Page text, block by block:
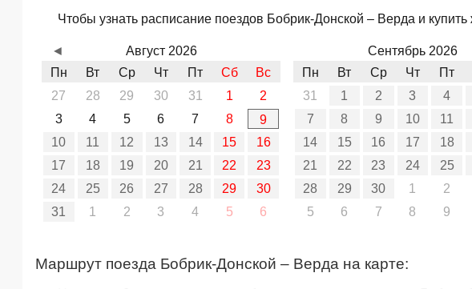
Чтобы узнать расписание поездов Бобрик-Донской – Верда и
Август 2026
Пн
Вт Ср Чт Пт Сб
Вс
27
28 29 30 31 1
2
3
4 5 6 7 8
9
10
11 12 13 14 15
16
17
18 19 20 21 22
23
24
25 26 27 28 29
30
31
1 2 3 4 5 6
Сентябрь 2026
Пн
Вт Ср Чт Пт
31
1 2 3 4
7
8 9 10 11
14
15 16 17 18
21
22 23 24 25
28
29 30 1 2
5
6 7 8 9
◄
Маршрут поезда Бобрик-Донской – Верда на карте: